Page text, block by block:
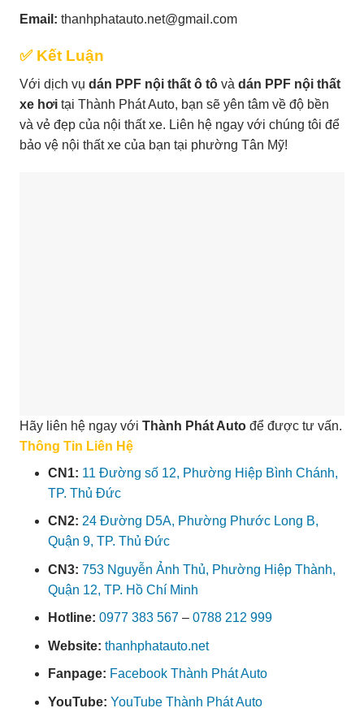
Email: thanhphatauto.net@gmail.com
✅ Kết Luận
Với dịch vụ dán PPF nội thất ô tô và dán PPF nội thất
xe hơi tại Thành Phát Auto, bạn sẽ yên tâm về độ bền
và vẻ đẹp của nội thất xe. Liên hệ ngay với chúng tôi để
bảo vệ nội thất xe của bạn tại phường Tân Mỹ!
Hãy liên hệ ngay với Thành Phát Auto để được tư vấn.
Thông Tin Liên Hệ
CN1: 11 Đường số 12, Phường Hiệp Bình Chánh,
TP. Thủ Đức
CN2: 24 Đường D5A, Phường Phước Long B,
Quận 9, TP. Thủ Đức
CN3: 753 Nguyễn Ảnh Thủ, Phường Hiệp Thành,
Quận 12, TP. Hồ Chí Minh
Hotline: 0977 383 567 – 0788 212 999
Website: thanhphatauto.net
Fanpage: Facebook Thành Phát Auto
YouTube: YouTube Thành Phát Auto